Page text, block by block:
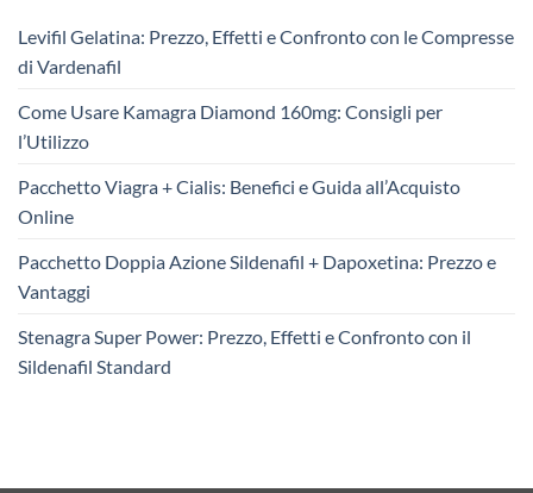
Levifil Gelatina: Prezzo, Effetti e Confronto con le Compresse
di Vardenafil
Come Usare Kamagra Diamond 160mg: Consigli per
l’Utilizzo
Pacchetto Viagra + Cialis: Benefici e Guida all’Acquisto
Online
Pacchetto Doppia Azione Sildenafil + Dapoxetina: Prezzo e
Vantaggi
Stenagra Super Power: Prezzo, Effetti e Confronto con il
Sildenafil Standard